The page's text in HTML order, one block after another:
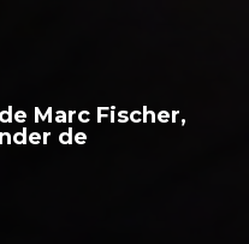
Marc Fischer,
de